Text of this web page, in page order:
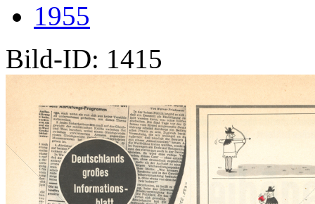
1955
Bild-ID: 1415